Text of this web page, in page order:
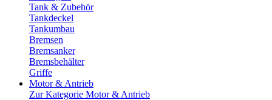
Tank & Zubehör
Tankdeckel
Tankumbau
Bremsen
Bremsanker
Bremsbehälter
Griffe
Motor & Antrieb
Zur Kategorie Motor & Antrieb